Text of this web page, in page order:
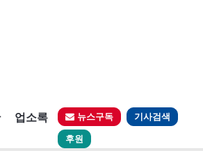
업소록 뉴스구독 기사검색
후원